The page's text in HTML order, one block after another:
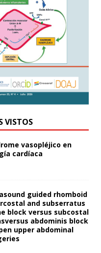
VISTOS
vasopléjico en
cardíaca
guided rhomboid
and subserratus
block versus subcostal
abdominis block
upper abdominal